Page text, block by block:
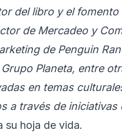
del libro y el
de Mercadeo y
de Penguin
Planeta, entre
en temas
a través de
su hoja de vida.